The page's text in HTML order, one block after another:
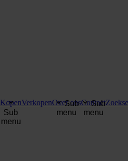
Kopen
Sub
menu
VerkopenOver ons
Sub
menu
Contact
Sub
menu